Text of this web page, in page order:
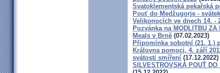
Svatoklementská pekařská
Pouť do Medžugorje -
Velikonocích ve dnech 14. -
Pozvánka na MODLITBU
Meals v Brně (07.02.2023)
Připomínka sobotní (21. 1.)
Královna pomoci, 4. září
svátosti smíření (17.12.2022)
SILVESTROVSKÁ POUŤ